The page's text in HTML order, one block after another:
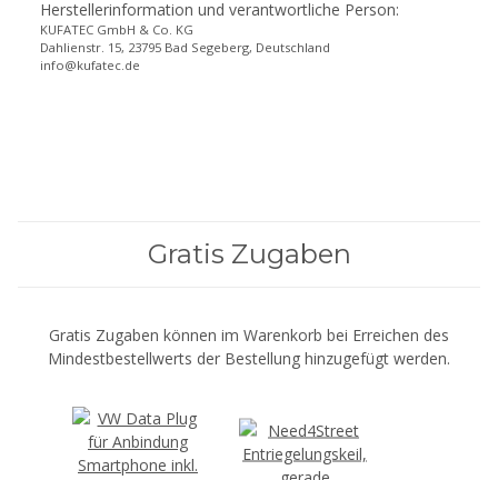
Herstellerinformation und verantwortliche Person:
KUFATEC GmbH & Co. KG
Dahlienstr. 15, 23795 Bad Segeberg, Deutschland
info@kufatec.de
Gratis Zugaben
Gratis Zugaben können im Warenkorb bei Erreichen des
Mindestbestellwerts der Bestellung hinzugefügt werden.